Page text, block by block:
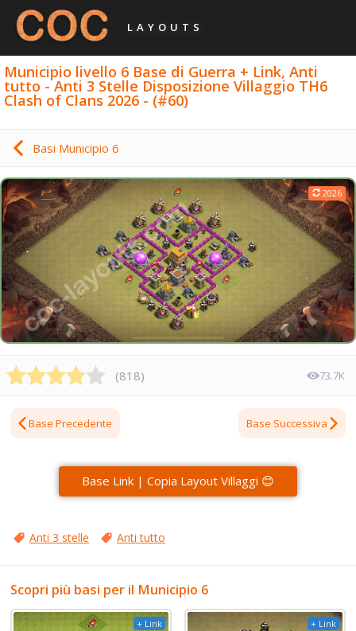
LAYOUTS
Municipio livello 6 Base di Guerra + Link, Anti
tutto - Anti 3 Stelle Disposizione Villaggio TH6
Clash of Clans 2026 - (#60)
Basi Municipio 6
2026
(818) 73.7K
Base Precedente Base Successiva
Base Link | Copia Layout Villaggi 😊
Anti 3 stelle Anti tutto
Scopri più basi per il Municipio 6
+ Link + Link